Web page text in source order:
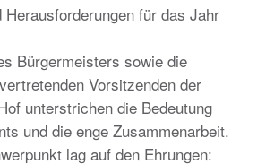
Herausforderungen für das Jahr
Bürgermeisters sowie die
Vorsitzenden der
unterstrichen die Bedeutung
und die enge Zusammenarbeit.
lag auf den Ehrungen: